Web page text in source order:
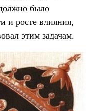
было
и росте влияния,
этим задачам.